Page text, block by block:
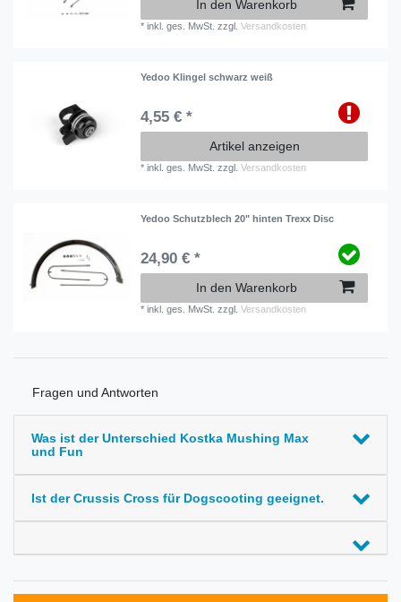
In den Warenkorb
*inkl. ges. MwSt. zzgl.Versandkosten
Yedoo Klingel schwarz weiß
4,55 € *
Artikel anzeigen
*inkl. ges. MwSt. zzgl.Versandkosten
Yedoo Schutzblech 20" hinten Trexx Disc
24,90 € *
In den Warenkorb
*inkl. ges. MwSt. zzgl.Versandkosten
Fragen und Antworten
Was ist der Unterschied Kostka Mushing Max
und Fun
Ist der Crussis Cross für Dogscooting geeignet.